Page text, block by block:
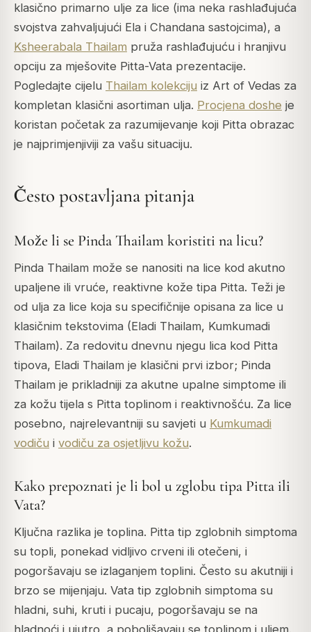
klasično primarno ulje za lice (ima neka rashlađujuća
svojstva zahvaljujući Ela i Chandana sastojcima), a
Ksheerabala Thailam pruža rashlađujuću i hranjivu
opciju za mješovite Pitta-Vata prezentacije.
Pogledajte cijelu Thailam kolekciju iz Art of Vedas za
kompletan klasični asortiman ulja. Procjena doshe je
koristan početak za razumijevanje koji Pitta obrazac
je najprimjenjiviji za vašu situaciju.
Često postavljana pitanja
Može li se Pinda Thailam koristiti na licu?
Pinda Thailam može se nanositi na lice kod akutno
upaljene ili vruće, reaktivne kože tipa Pitta. Teži je
od ulja za lice koja su specifičnije opisana za lice u
klasičnim tekstovima (Eladi Thailam, Kumkumadi
Thailam). Za redovitu dnevnu njegu lica kod Pitta
tipova, Eladi Thailam je klasični prvi izbor; Pinda
Thailam je prikladniji za akutne upalne simptome ili
za kožu tijela s Pitta toplinom i reaktivnošću. Za lice
posebno, najrelevantniji su savjeti u Kumkumadi
vodiču i vodiču za osjetljivu kožu.
Kako prepoznati je li bol u zglobu tipa Pitta ili
Vata?
Ključna razlika je toplina. Pitta tip zglobnih simptoma
su topli, ponekad vidljivo crveni ili otečeni, i
pogoršavaju se izlaganjem toplini. Često su akutniji i
brzo se mijenjaju. Vata tip zglobnih simptoma su
hladni, suhi, kruti i pucaju, pogoršavaju se na
hladnoći i ujutro, a poboljšavaju se toplinom i uljem.